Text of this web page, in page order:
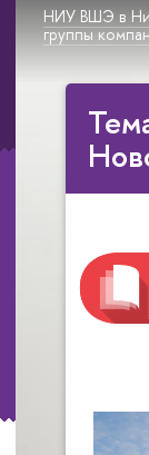
НИУ ВШЭ в
группы